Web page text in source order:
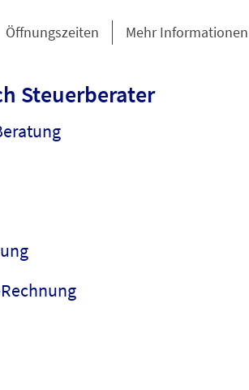
Öffnungszeiten Mehr Informationen
Steuerberater